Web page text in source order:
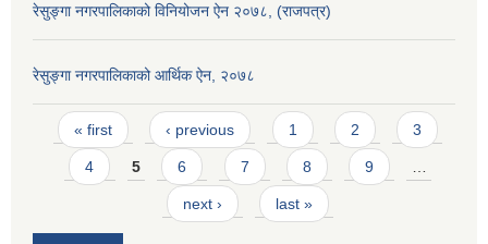
रेसुङ्गा नगरपालिकाको विनियोजन ऐन २०७८, (राजपत्र)
रेसुङ्गा नगरपालिकाको आर्थिक ऐन, २०७८
Pages
« first ‹ previous 1 2 3
4 5 6 7 8 9
next › last »